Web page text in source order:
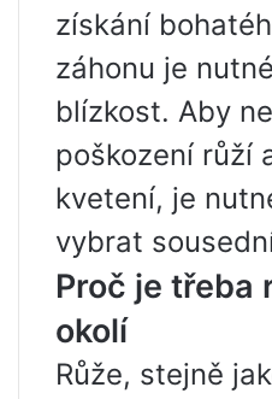
získání
záhonu je
blízkost. Aby
poškození růží
kvetení, je
vybrat
Proč je třeba
okolí
Růže, stejně